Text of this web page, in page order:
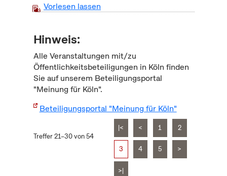
Vorlesen lassen
Hinweis:
Alle Veranstaltungen mit/zu
Öffentlichkeitsbeteiligungen in Köln finden
Sie auf unserem Beteiligungsportal
"Meinung für Köln".
Beteiligungsportal "Meinung für Köln"
Treffer 21–30 von 54
|< < 1 2
3 4 5 >
>|